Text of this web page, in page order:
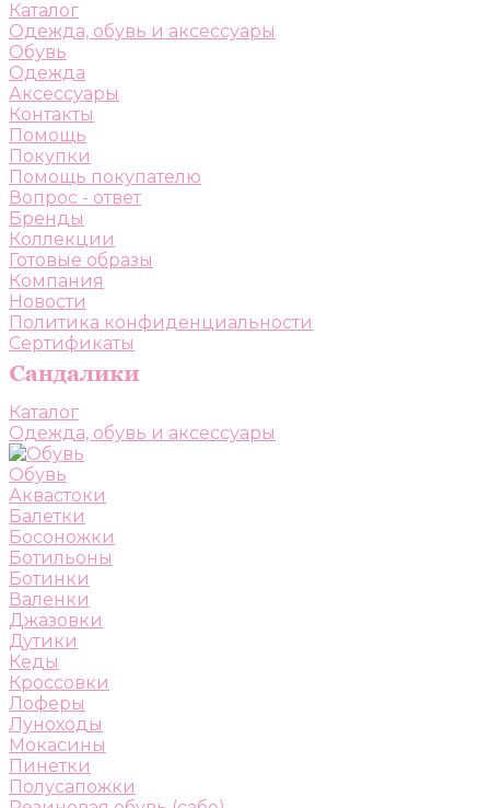
Каталог
Одежда, обувь и аксессуары
Обувь
Одежда
Аксессуары
Контакты
Помощь
Покупки
Помощь покупателю
Вопрос - ответ
Бренды
Коллекции
Готовые образы
Компания
Новости
Политика конфиденциальности
Сертификаты
Каталог
Одежда, обувь и аксессуары
Обувь
Аквастоки
Балетки
Босоножки
Ботильоны
Ботинки
Валенки
Джазовки
Дутики
Кеды
Кроссовки
Лоферы
Луноходы
Мокасины
Пинетки
Полусапожки